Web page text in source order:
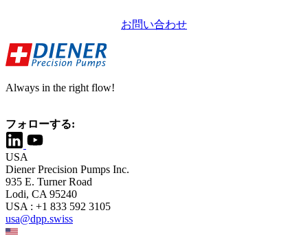
お問い合わせ
Always in the right flow!
フォローする:
USA
Diener Precision Pumps Inc.
935 E. Turner Road
Lodi, CA 95240
USA : +1 833 592 3105
usa@dpp.swiss